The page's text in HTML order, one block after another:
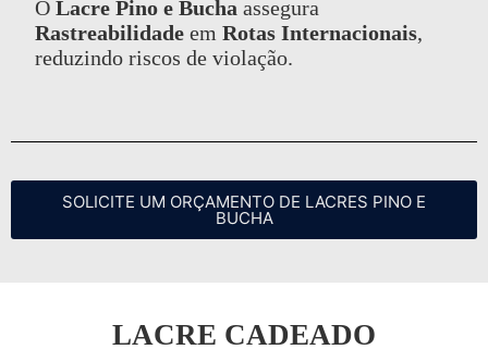
O Lacre Pino e Bucha assegura
Rastreabilidade em Rotas Internacionais,
reduzindo riscos de violação.
SOLICITE UM ORÇAMENTO DE LACRES PINO E
BUCHA
LACRE CADEADO